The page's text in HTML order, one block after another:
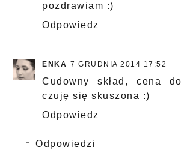
pozdrawiam :)
Odpowiedz
ENKA 7 GRUDNIA 2014 17:52
Cudowny skład, cena
czuję się skuszona :)
Odpowiedz
Odpowiedzi